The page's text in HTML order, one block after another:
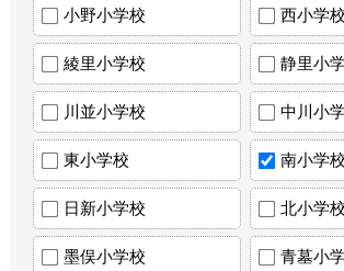
小野小学校 西小学校
綾里小学校 静里小
川並小学校 中川小
東小学校 南小学校
日新小学校 北小学校
墨俣小学校 青墓小